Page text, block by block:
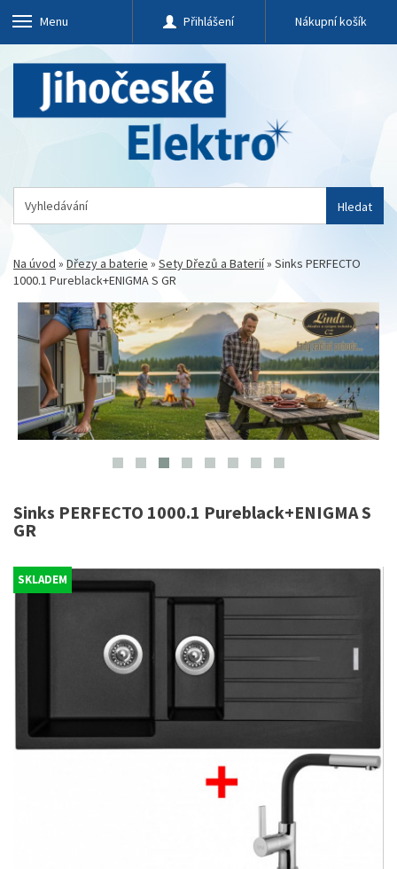
Menu Přihlášení Nákupní košík
Hledat
Na úvod »Dřezy a baterie » Sety Dřezů a Baterií» Sinks PERFECTO
1000.1 Pureblack+ENIGMA S GR
Sinks PERFECTO 1000.1 Pureblack+ENIGMA S
GR
SKLADEM